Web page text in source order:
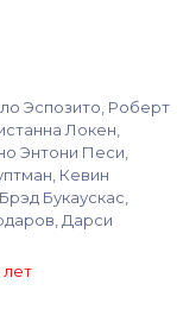
Эспозито, Роберт
Локен,
Энтони Песи,
Кевин
Букаускас,
Дарси
лет